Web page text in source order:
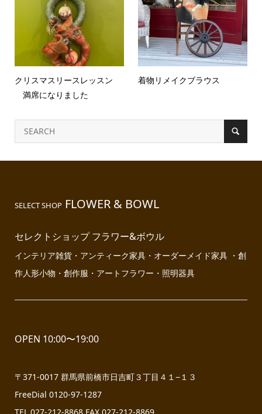
クリスマスリースレッスン
満席になりました
着物リメイクブラウス
SELECT SHOP FLOWER & BOWL
セレクトショップ フラワー&ボウル
インテリア雑貨・アンティーク家具・オーダーメイド家具 ・創
作人形小物・創作服・アートフラワー・照明器具
OPEN 10:00〜19:00
〒371-0017 群馬県前橋市日吉町３丁目４１−１３
FreeDial 0120-97-1287